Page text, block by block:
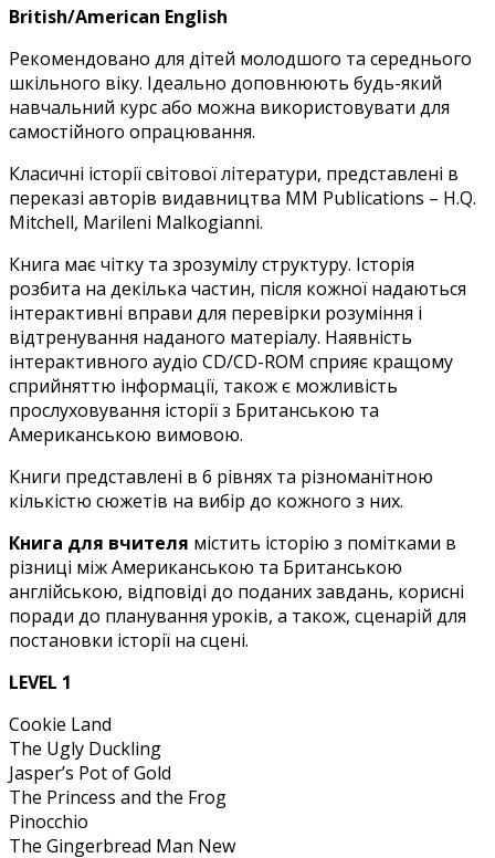
British/American English
Рекомендовано для дітей молодшого та середнього
шкільного віку. Ідеально доповнюють будь-який
навчальний курс або можна використовувати для
самостійного опрацювання.
Класичні історії світової літератури, представлені в
переказі авторів видавництва MM Publications – H.Q.
Mitchell, Marileni Malkogianni.
Книга має чітку та зрозумілу структуру. Історія
розбита на декілька частин, після кожної надаються
інтерактивні вправи для перевірки розуміння і
відтренування наданого матеріалу. Наявність
інтерактивного аудіо CD/CD-ROM сприяє кращому
сприйняттю інформації, також є можливість
прослуховування історії з Британською та
Американською вимовою.
Книги представлені в 6 рівнях та різноманітною
кількістю сюжетів на вибір до кожного з них.
Книга для вчителя містить історію з помітками в
різниці між Американською та Британською
англійською, відповіді до поданих завдань, корисні
поради до планування уроків, а також, сценарій для
постановки історії на сцені.
LEVEL 1
Cookie Land
The Ugly Duckling
Jasper’s Pot of Gold
The Princess and the Frog
Pinocchio
The Gingerbread Man New